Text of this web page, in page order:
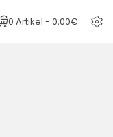
0 Artikel - 0,00€